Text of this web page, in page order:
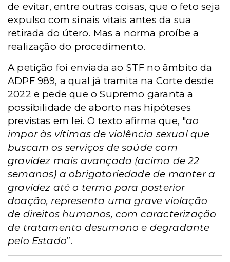
de evitar, entre outras coisas, que o feto seja
expulso com sinais vitais antes da sua
retirada do útero. Mas a norma proíbe a
realização do procedimento.
A petição foi enviada ao STF no âmbito da
ADPF 989, a qual já tramita na Corte desde
2022 e pede que o Supremo garanta a
possibilidade de aborto nas hipóteses
previstas em lei.O texto afirma que, "ao
impor às vítimas de violência sexual que
buscam os serviços de saúde com
gravidez mais avançada (acima de 22
semanas) a obrigatoriedade de manter a
gravidez até o termo para posterior
doação, representa uma grave violação
de direitos humanos, com caracterização
de tratamento desumano e degradante
pelo Estado”.